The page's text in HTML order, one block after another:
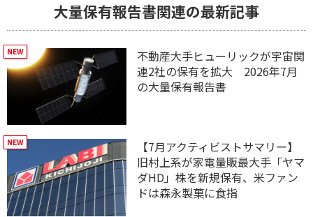
大量保有報告書関連の最新記事
不動産大手ヒューリックが宇宙関
連2社の保有を拡大 2026年7月
の大量保有報告書
【7月アクティビストサマリー】
旧村上系が家電量販最大手「ヤマ
ダHD」株を新規保有、米ファン
ドは森永製菓に食指